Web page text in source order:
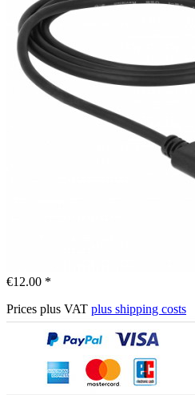
€12.00 *
Prices plus VAT plus shipping costs